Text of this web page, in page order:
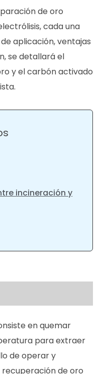
de oro
cada una
aplicación, ventajas
se detallará el
y el carbón activado
incineración y
en quemar
para extraer
de operar y
de oro